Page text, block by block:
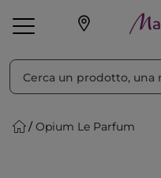
Make-up Profumi
Opium Le Parfum
Ordina per